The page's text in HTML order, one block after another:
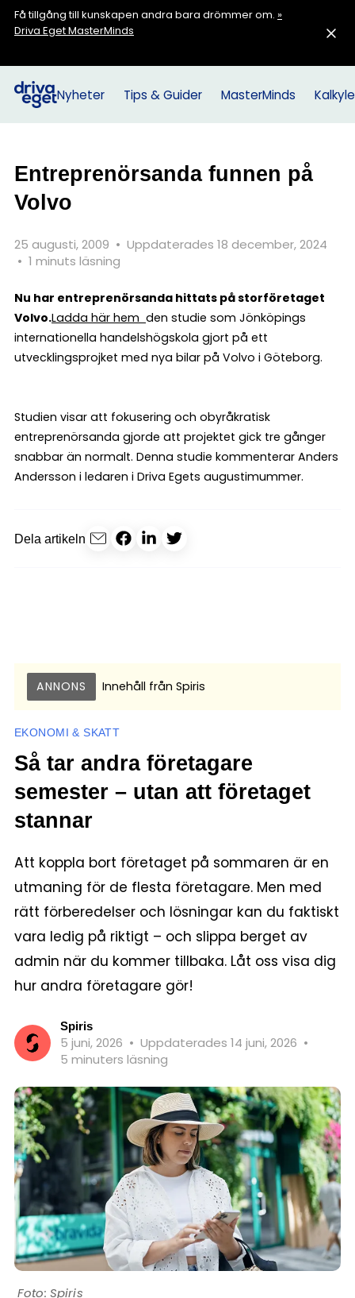
Få tillgång till kunskapen andra bara drömmer om. »
Driva Eget MasterMinds
Nyheter Tips & Guider MasterMinds
Entreprenörsanda funnen på
Volvo
25 augusti, 2009 • Uppdaterades 18 december, 2024
• 1 minuts läsning
Nu har entreprenörsanda hittats på storföretaget
Volvo.Ladda här hem den studie som Jönköpings
internationella handelshögskola gjort på ett
utvecklingsprojket med nya bilar på Volvo i Göteborg.
Studien visar att fokusering och obyråkratisk
entreprenörsanda gjorde att projektet gick tre gånger
snabbar än normalt. Denna studie kommenterar Anders
Andersson i ledaren i Driva Egets augustimummer.
Dela artikeln
ANNONS Innehåll från Spiris
EKONOMI & SKATT
Så tar andra företagare
semester – utan att företaget
stannar
Att koppla bort företaget på sommaren är en
utmaning för de flesta företagare. Men med
rätt förberedelser och lösningar kan du faktiskt
vara ledig på riktigt – och slippa berget av
admin när du kommer tillbaka. Låt oss visa dig
hur andra företagare gör!
Spiris
5 juni, 2026 • Uppdaterades 14 juni, 2026 •
5 minuters läsning
Spiris